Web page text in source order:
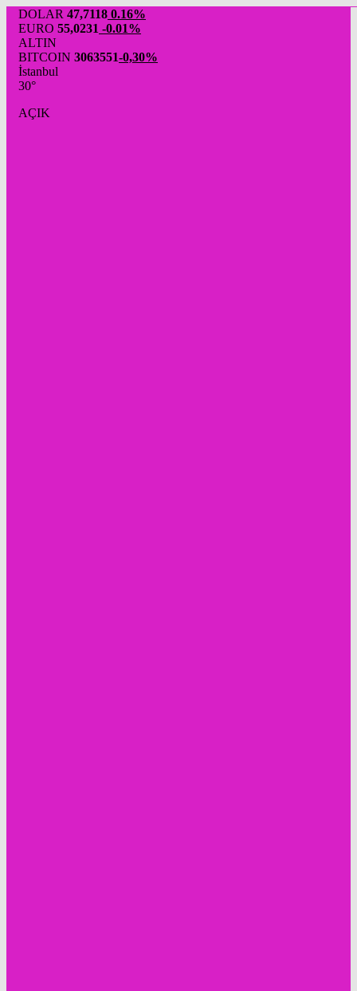
DOLAR 47,7118 0.16%
EURO 55,0231 -0.01%
ALTIN
BITCOIN 3063551-0,30%
İstanbul
30°
AÇIK